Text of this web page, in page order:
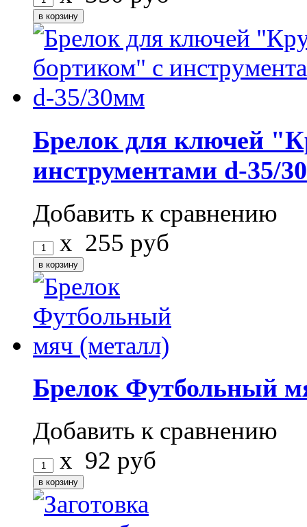
Брелок для ключей
инструментами d-35/
Добавить к сравнению
x 255 руб
Брелок Футбольный
Добавить к сравнению
x 92 руб